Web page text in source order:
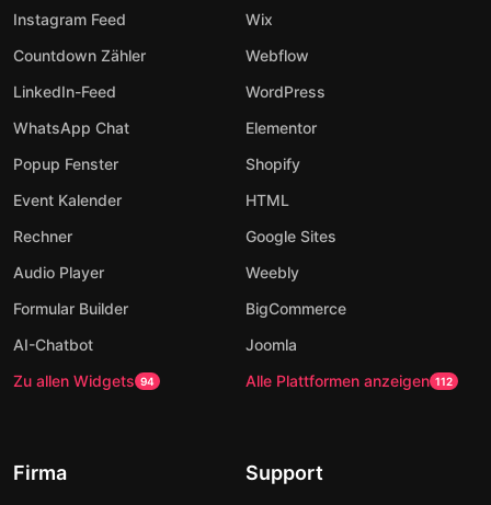
Instagram Feed
Countdown Zähler
LinkedIn-Feed
WhatsApp Chat
Popup Fenster
Event Kalender
Rechner
Audio Player
Formular Builder
AI-Chatbot
Zu allen Widgets 94
Wix
Webflow
WordPress
Elementor
Shopify
HTML
Google Sites
Weebly
BigCommerce
Joomla
Alle Plattformen anzeigen 112
Firma Support